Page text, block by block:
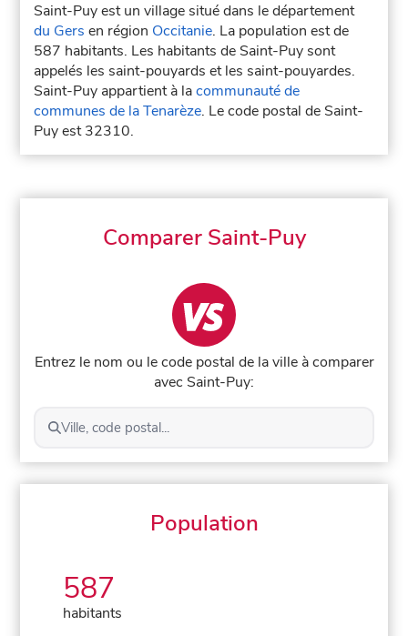
Saint-Puy est un village situé dans le département
du Gers en région Occitanie. La population est de
587 habitants. Les habitants de Saint-Puy sont
appelés les saint-pouyards et les saint-pouyardes.
Saint-Puy appartient à lacommunauté de
communes de la Tenarèze. Le code postal de Saint-
Puy est 32310.
Comparer Saint-Puy
Entrez le nom ou le code postal de la ville à comparer
avec Saint-Puy:
Ville, code postal...
Population
587
habitants